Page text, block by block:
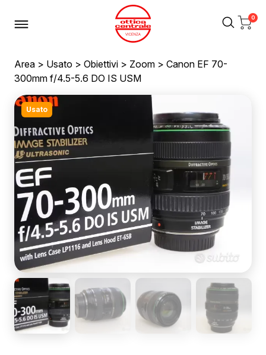
0
Area > Usato > Obiettivi > Zoom > Canon EF 70-
300mm f/4.5-5.6 DO IS USM
Usato